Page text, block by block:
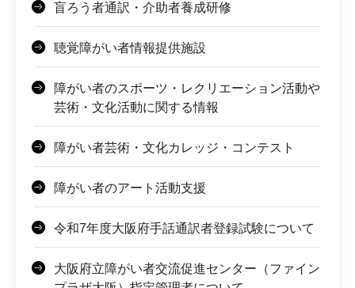
盲ろう者通訳・介助者養成研修
聴覚障がい者情報提供施設
障がい者のスポーツ・レクリエーション活動や
芸術・文化活動に関する情報
障がい者芸術・文化カレッジ・コンテスト
障がい者のアート活動支援
令和7年度大阪府手話通訳者登録試験について
大阪府立障がい者交流促進センター（ファイン